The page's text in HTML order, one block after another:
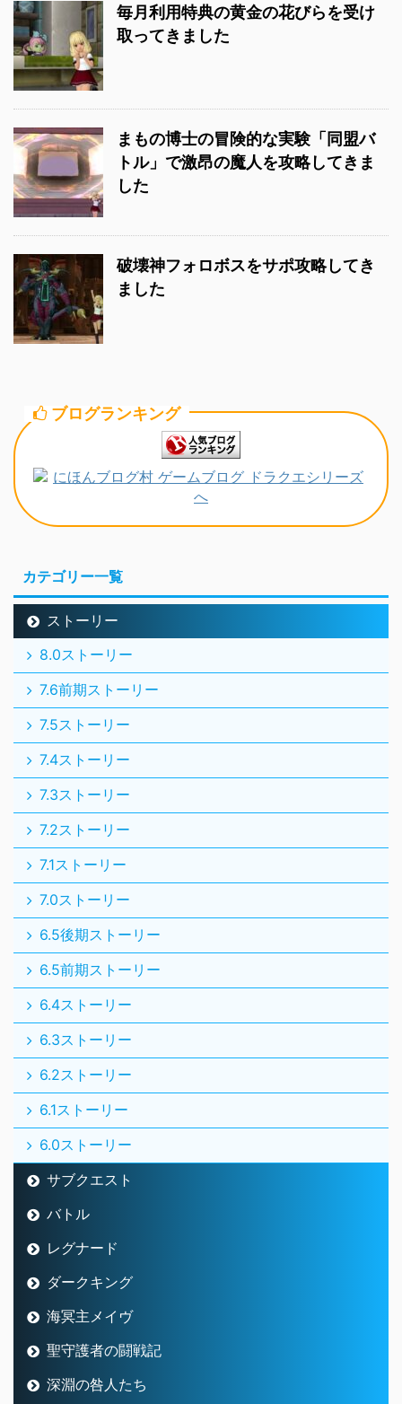
毎月利用特典の黄金の花びらを受け
取ってきました
まもの博士の冒険的な実験「同盟バ
トル」で激昂の魔人を攻略してきま
した
破壊神フォロボスをサポ攻略してき
ました
ブログランキング
カテゴリー一覧
ストーリー
8.0ストーリー
7.6前期ストーリー
7.5ストーリー
7.4ストーリー
7.3ストーリー
7.2ストーリー
7.1ストーリー
7.0ストーリー
6.5後期ストーリー
6.5前期ストーリー
6.4ストーリー
6.3ストーリー
6.2ストーリー
6.1ストーリー
6.0ストーリー
サブクエスト
バトル
レグナード
ダークキング
海冥主メイヴ
聖守護者の闘戦記
深淵の咎人たち